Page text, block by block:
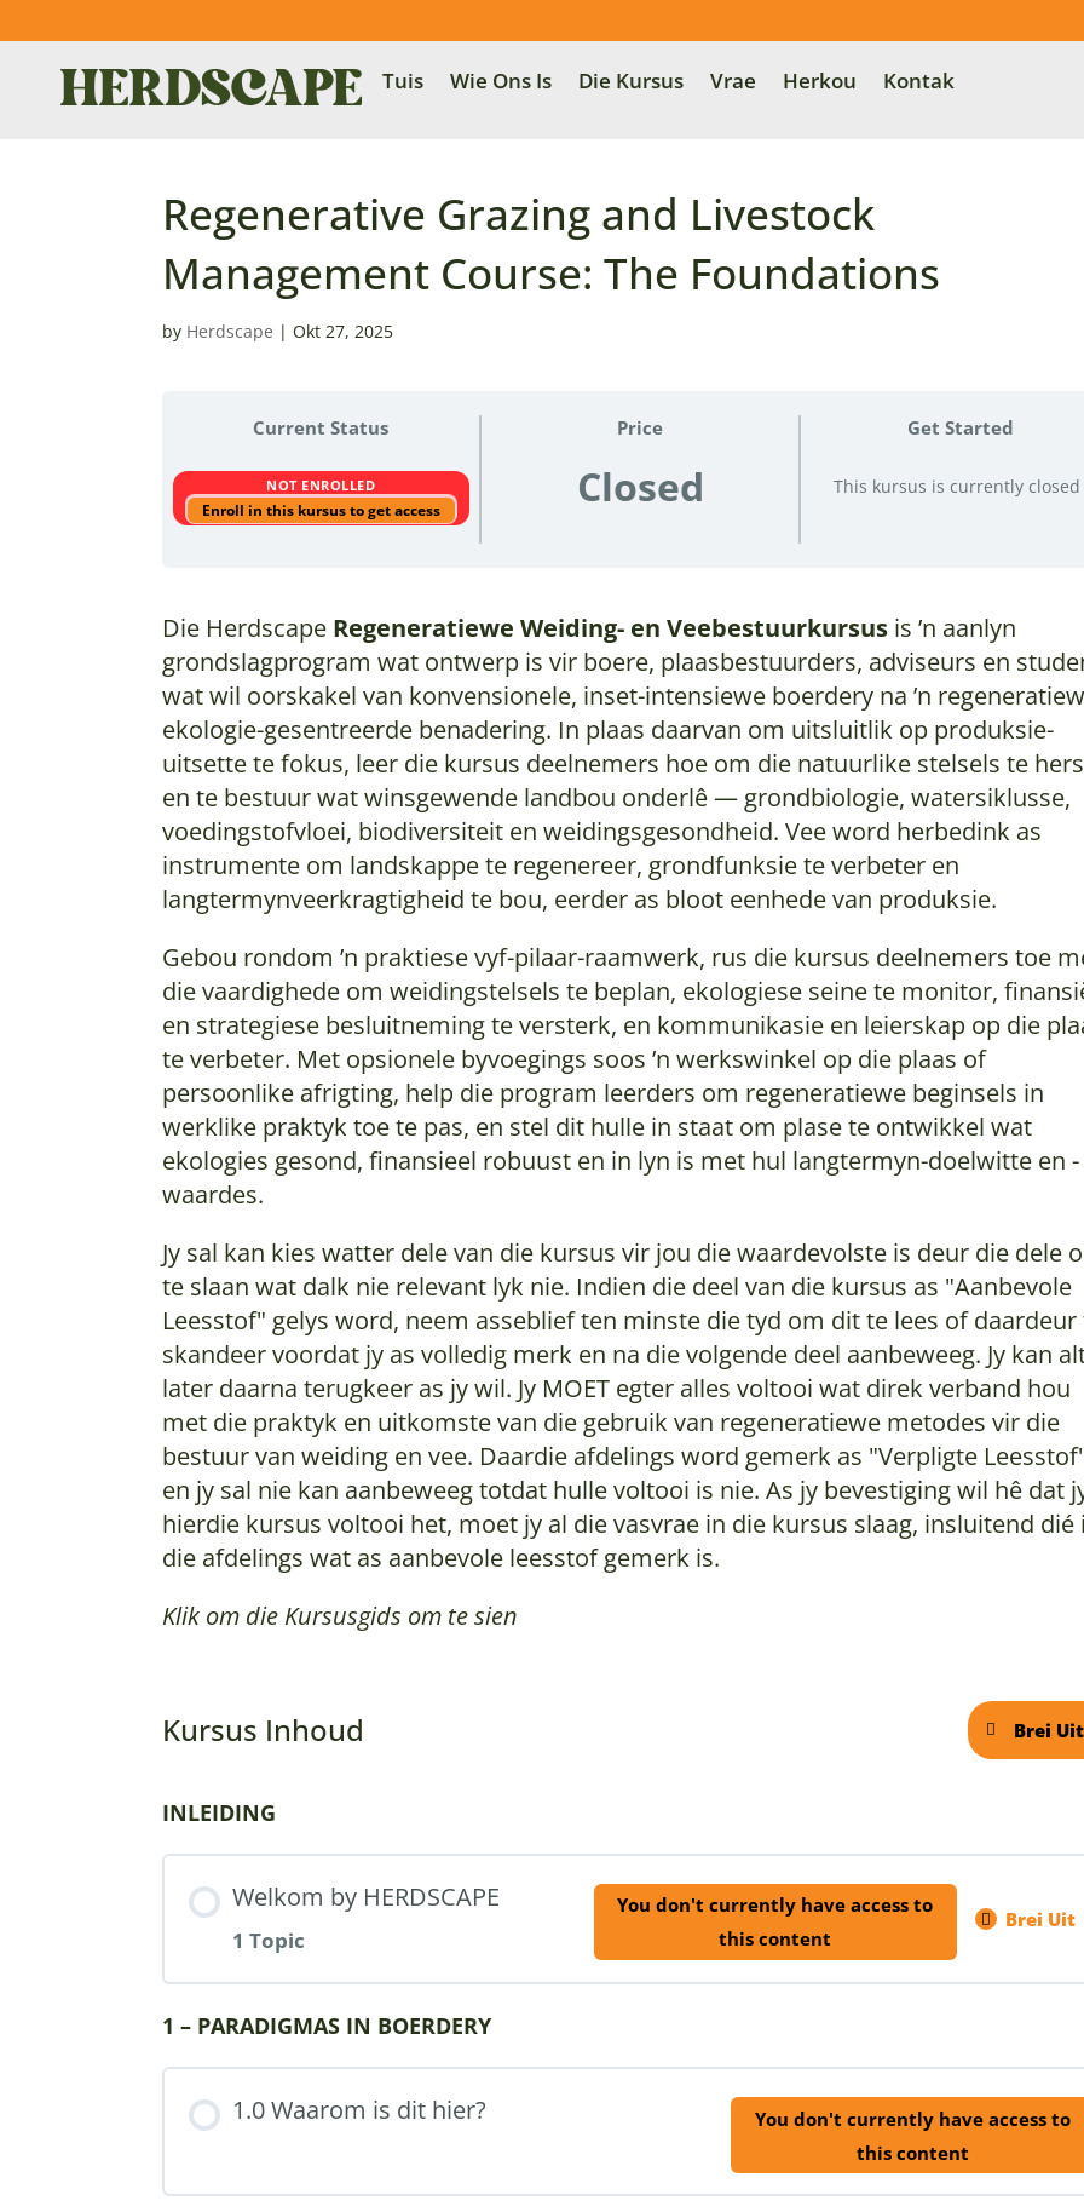
Tuis Wie Ons Is Die Kursus Vrae Herkou Kontak
Regenerative Grazing and Livestock
Management Course: The Foundations
by Herdscape |Okt 27, 2025
Current Status
NOT ENROLLED
Enroll in this kursus to get access
Price
Closed
Get Started
This kursus is currently closed
Die Herdscape Regeneratiewe Weiding- en Veebestuurkursus is ’n aanlyn
grondslagprogram wat ontwerp is vir boere, plaasbestuurders, adviseurs en
wat wil oorskakel van konvensionele, inset-intensiewe boerdery na ’n
ekologie-gesentreerde benadering. In plaas daarvan om uitsluitlik op produksie-
uitsette te fokus, leer die kursus deelnemers hoe om die natuurlike stelsels te
en te bestuur wat winsgewende landbou onderlê — grondbiologie, watersiklusse,
voedingstofvloei, biodiversiteit en weidingsgesondheid. Vee word herbedink as
instrumente om landskappe te regenereer, grondfunksie te verbeter en
langtermynveerkragtigheid te bou, eerder as bloot eenhede van produksie.
Gebou rondom ’n praktiese vyf-pilaar-raamwerk, rus die kursus deelnemers toe
die vaardighede om weidingstelsels te beplan, ekologiese seine te monitor,
en strategiese besluitneming te versterk, en kommunikasie en leierskap op die
te verbeter. Met opsionele byvoegings soos ’n werkswinkel op die plaas of
persoonlike afrigting, help die program leerders om regeneratiewe beginsels in
werklike praktyk toe te pas, en stel dit hulle in staat om plase te ontwikkel wat
ekologies gesond, finansieel robuust en in lyn is met hul langtermyn-doelwitte en -
waardes.
Jy sal kan kies watter dele van die kursus vir jou die waardevolste is deur die dele
te slaan wat dalk nie relevant lyk nie. Indien die deel van die kursus as "Aanbevole
Leesstof" gelys word, neem asseblief ten minste die tyd om dit te lees of daardeur
skandeer voordat jy as volledig merk en na die volgende deel aanbeweeg. Jy kan
later daarna terugkeer as jy wil. Jy MOET egter alles voltooi wat direk verband hou
met die praktyk en uitkomste van die gebruik van regeneratiewe metodes vir die
bestuur van weiding en vee. Daardie afdelings word gemerk as "Verpligte
en jy sal nie kan aanbeweeg totdat hulle voltooi is nie. As jy bevestiging wil hê dat
hierdie kursus voltooi het, moet jy al die vasvrae in die kursus slaag, insluitend dié
die afdelings wat as aanbevole leesstof gemerk is.
Klik om die Kursusgids om te sien
Kursus Inhoud Brei Uit
Parts
INLEIDING
Welkom by HERDSCAPE
1 Topic
You don't currently have access to
this content
Brei Uit
Part Content
Gebruik van Kunsmatige Intelligensie vir Vertalings
1 – PARADIGMAS IN BOERDERY
1.0 Waarom is dit hier?
You don't currently have access to
this content